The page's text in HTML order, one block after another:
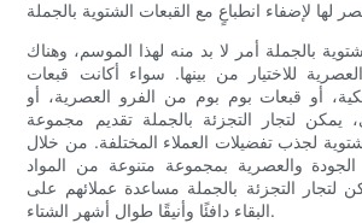
بالجملة أمر لا بد منه لهذا الموسم، وهناك
للاختيار من بينها. سواء أكانت قبعات
أو قبعات بوم بوم من الفرو العصرية، أو
يمكن لتجار التجزئة بالجملة تقديم مجموعة
لجذب تفضيلات العملاء المختلفة. من خلال
الجودة والعصرية بمجموعة متنوعة من المواد
لتجار التجزئة بالجملة مساعدة عملائهم على
البقاء دافئًا وأنيقًا طوال أشهر الشتاء.